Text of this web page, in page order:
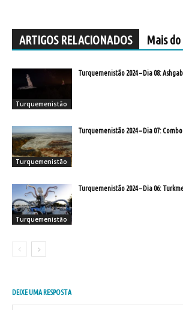
ARTIGOS RELACIONADOS Mais
Turquemenistão
Turquemenistão 2024 – Dia 08:
Turquemenistão
Turquemenistão 2024 – Dia 07:
Turquemenistão
Turquemenistão 2024 – Dia 06:
DEIXE UMA RESPOSTA